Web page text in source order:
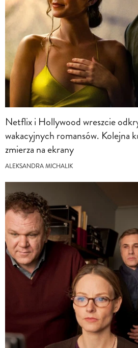
Netflix i Hollywood wreszcie
wakacyjnych romansów. Kolejna
zmierza na ekrany
ALEKSANDRA MICHALIK